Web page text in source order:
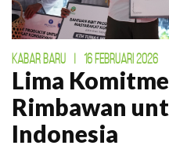
KABAR BARU 16 FEBRUARI 2026
Lima
Rimbawan
Indonesia